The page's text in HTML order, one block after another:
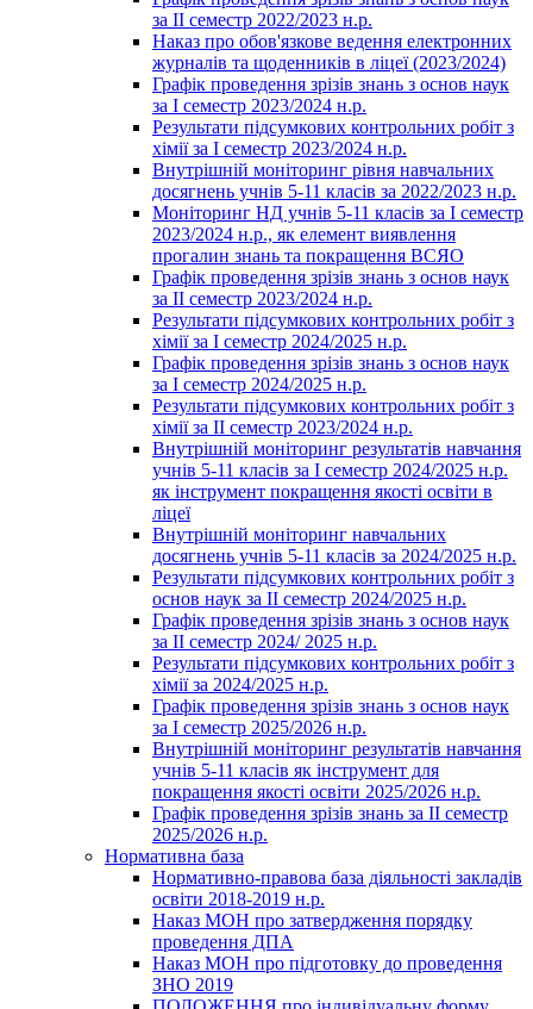
за ІІ семестр 2022/2023 н.р.
Наказ про обов'язкове ведення електронних
журналів та щоденників в ліцеї (2023/2024)
Графік проведення зрізів знань з основ наук
за І семестр 2023/2024 н.р.
Результати підсумкових контрольних робіт з
хімії за І семестр 2023/2024 н.р.
Внутрішній моніторинг рівня навчальних
досягнень учнів 5-11 класів за 2022/2023 н.р.
Моніторинг НД учнів 5-11 класів за І семестр
2023/2024 н.р., як елемент виявлення
прогалин знань та покращення ВСЯО
Графік проведення зрізів знань з основ наук
за ІІ семестр 2023/2024 н.р.
Результати підсумкових контрольних робіт з
хімії за І семестр 2024/2025 н.р.
Графік проведення зрізів знань з основ наук
за І семестр 2024/2025 н.р.
Результати підсумкових контрольних робіт з
хімії за ІІ семестр 2023/2024 н.р.
Внутрішній моніторинг результатів навчання
учнів 5-11 класів за І семестр 2024/2025 н.р.
як інструмент покращення якості освіти в
ліцеї
Внутрішній моніторинг навчальних
досягнень учнів 5-11 класів за 2024/2025 н.р.
Результати підсумкових контрольних робіт з
основ наук за ІІ семестр 2024/2025 н.р.
Графік проведення зрізів знань з основ наук
за ІІ семестр 2024/ 2025 н.р.
Результати підсумкових контрольних робіт з
хімії за 2024/2025 н.р.
Графік проведення зрізів знань з основ наук
за І семестр 2025/2026 н.р.
Внутрішній моніторинг результатів навчання
учнів 5-11 класів як інструмент для
покращення якості освіти 2025/2026 н.р.
Графік проведення зрізів знань за ІІ семестр
2025/2026 н.р.
Нормативна база
Нормативно-правова база діяльності закладів
освіти 2018-2019 н.р.
Наказ МОН про затвердження порядку
проведення ДПА
Наказ МОН про підготовку до проведення
ЗНО 2019